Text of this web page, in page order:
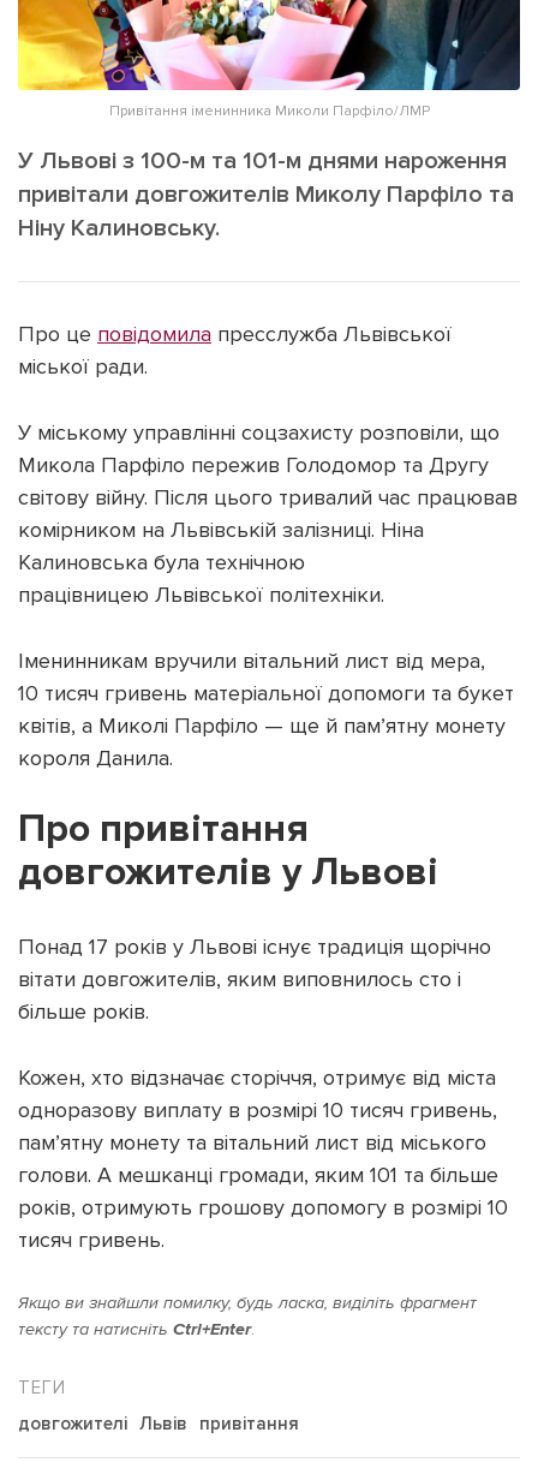
Розслідування
Погляди
Ініціативи
Зв'язатися з нами
Наші соц мережі
Підтримати dyvys.info
Привітання іменинника Миколи Парфіло/ЛМР
У Львові з 100-м та 101-м днями нароження
привітали довгожителів Миколу Парфіло та
Ніну Калиновську.
Про це повідомила пресслужба Львівської
міської ради.
У міському управлінні соцзахисту розповіли, що
Микола Парфіло пережив Голодомор та Другу
світову війну. Після цього тривалий час працював
комірником на Львівській залізниці. Ніна
Калиновська була технічною
працівницею Львівської політехніки.
Іменинникам вручили вітальний лист від мера,
10 тисяч гривень матеріальної допомоги та букет
квітів, а Миколі Парфіло — ще й памʼятну монету
короля Данила.
Про привітання
довгожителів у Львові
Понад 17 років у Львові існує традиція щорічно
вітати довгожителів, яким виповнилось сто і
більше років.
Кожен, хто відзначає сторіччя, отримує від міста
одноразову виплату в розмірі 10 тисяч гривень,
пам’ятну монету та вітальний лист від міського
голови. А мешканці громади, яким 101 та більше
років, отримують грошову допомогу в розмірі 10
тисяч гривень.
Якщо ви знайшли помилку, будь ласка, виділіть фрагмент
тексту та натисніть Ctrl+Enter.
довгожителі Львів привітання